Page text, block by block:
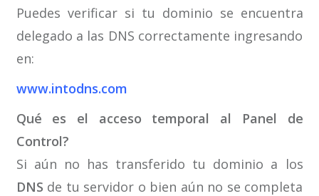
Puedes verificar si tu dominio se encuentra
delegado a las DNS correctamente ingresando
en:
www.intodns.com
Qué es el acceso temporal al Panel de
Control?
Si aún no has transferido tu dominio a los
DNS de tu servidor o bien aún no se completa